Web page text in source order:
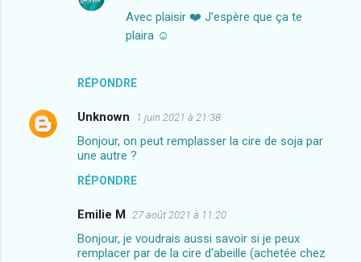
i
r
RÉPONDRE
Avec plaisir ❤️ J’espère que ça te
plaira ☺️
Unknown 1 juin 2021 à 21:38
Bonjour, on peut remplasser la cire de soja par
une autre ?
RÉPONDRE
Emilie M 27 août 2021 à 11:20
Bonjour, je voudrais aussi savoir si je peux
remplacer par de la cire d'abeille (achetée chez